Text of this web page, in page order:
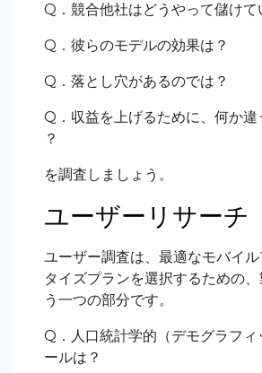
Q．競合他社はどうやって儲けて
Q．彼らのモデルの効果は？
Q．落とし穴があるのでは？
Q．収益を上げるために、何か
？
を調査しましょう。
ユーザーリサーチ
ユーザー調査は、最適なモバイ
タイズプランを選択するための
う一つの部分です。
Q．人口統計学的（デモグラフィ
ールは？